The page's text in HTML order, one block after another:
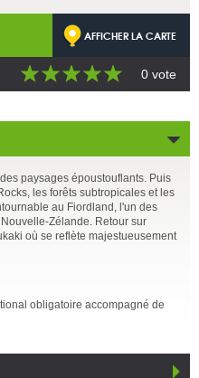
AFFICHER LA CARTE
0 vote
paysages époustouflants. Puis
les forêts subtropicales et les
au Fiordland, l'un des
Zélande. Retour sur
où se reflète majestueusement
obligatoire accompagné de